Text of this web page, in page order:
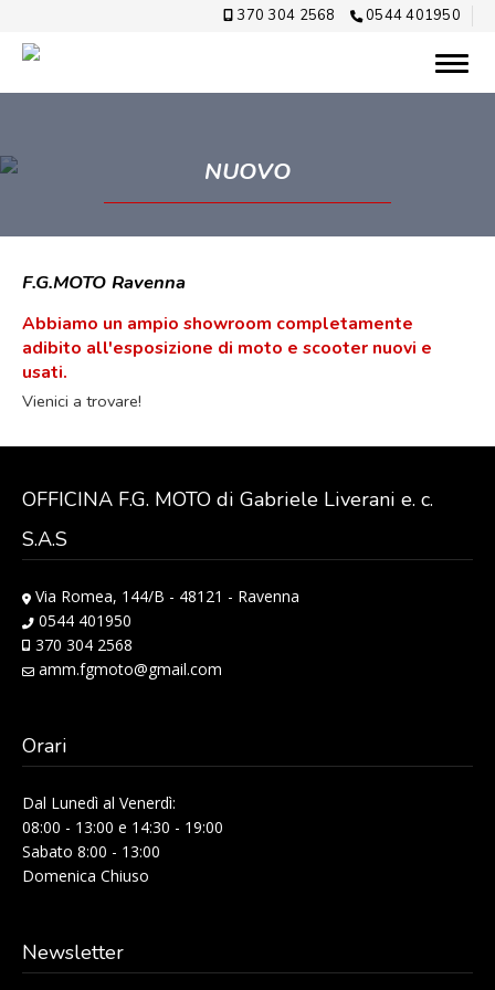
370 304 2568 0544 401950
NUOVO
F.G.MOTO Ravenna
Abbiamo un ampio showroom completamente
adibito all'esposizione di moto e scooter nuovi e
usati.
Vienici a trovare!
OFFICINA F.G. MOTO di Gabriele Liverani e. c.
S.A.S
Via Romea, 144/B - 48121 - Ravenna
0544 401950
370 304 2568
amm.fgmoto@gmail.com
Orari
Dal Lunedì al Venerdì:
08:00 - 13:00 e 14:30 - 19:00
Sabato 8:00 - 13:00
Domenica Chiuso
Newsletter